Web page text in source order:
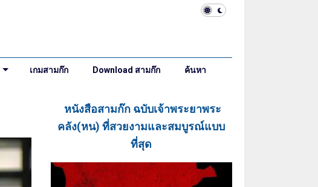
เกมสามก๊ก Download สามก๊ก ค้นหา
หนังสือสามก๊ก ฉบับเจ้าพระยาพระ
คลัง(หน) ที่สวยงามและสมบูรณ์แบบ
ที่สุด